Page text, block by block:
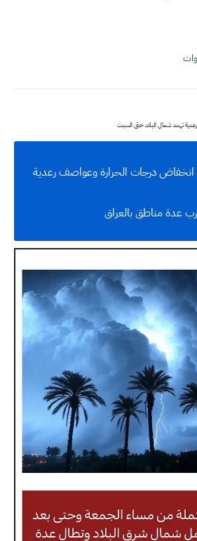
تهدد شمال البلاد حتى السبت
انخفاض درجات الحرارة وعواصف رعدية
عدة مناطق بالعراق